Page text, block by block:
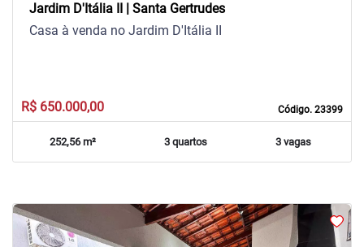
Jardim D'Itália II | Santa Gertrudes
Código. 23399
Casa à venda no Jardim D'Itália II
R$ 650.000,00
252,56 m² 3 quartos 3 vagas